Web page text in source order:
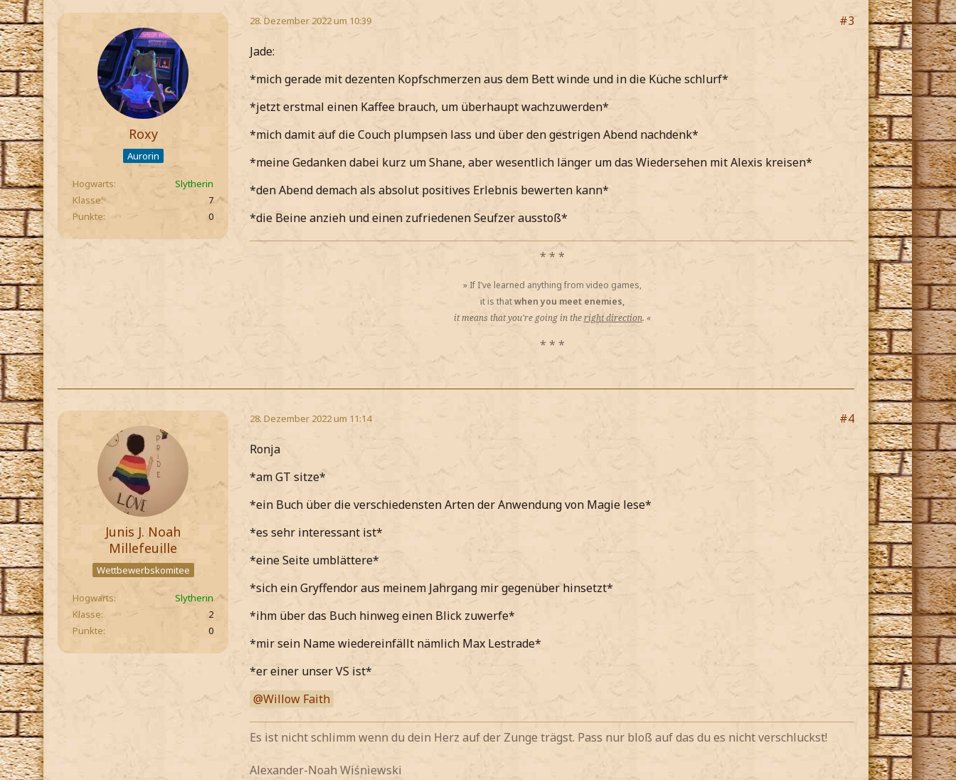
Roxy
Aurorin
Hogwarts
Slytherin
Klasse
7
Punkte
0
28. Dezember 2022 um 10:39
#3
Jade:
*mich gerade mit dezenten Kopfschmerzen aus dem Bett winde und in die Küche schlurf*
*jetzt erstmal einen Kaffee brauch, um überhaupt wachzuwerden*
*mich damit auf die Couch plumpsen lass und über den gestrigen Abend nachdenk*
*meine Gedanken dabei kurz um Shane, aber wesentlich länger um das Wiedersehen mit Alexis kreisen*
*den Abend demach als absolut positives Erlebnis bewerten kann*
*die Beine anzieh und einen zufriedenen Seufzer ausstoß*
* * *
» If I've learned anything from video games,
it is thatwhen you meet enemies,
it means that you're going in theright direction. «
* * *
Junis J. Noah
Millefeuille
Wettbewerbskomitee
Hogwarts
Slytherin
Klasse
2
Punkte
0
28. Dezember 2022 um 11:14
#4
Ronja
*am GT sitze*
*ein Buch über die verschiedensten Arten der Anwendung von Magie lese*
*es sehr interessant ist*
*eine Seite umblättere*
*sich ein Gryffendor aus meinem Jahrgang mir gegenüber hinsetzt*
*ihm über das Buch hinweg einen Blick zuwerfe*
*mir sein Name wiedereinfällt nämlich Max Lestrade*
*er einer unser VS ist*
Willow Faith
Es ist nicht schlimm wenn du dein Herz auf der Zunge trägst. Pass nur bloß auf das du es nicht verschluckst!
Alexander-Noah Wiśniewski